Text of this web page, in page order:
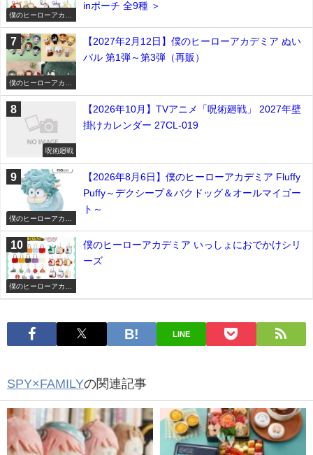
僕のヒーローアカデ
ミア
inポーチ 全9種 ＞
僕のヒーローアカデ
ミア
【2027年2月12日】僕のヒーローアカデミア ぬい
パル 第1弾～第3弾（再販）
呪術廻戦
【2026年10月】TVアニメ「呪術廻戦」 2027年壁
掛けカレンダー 27CL-019
僕のヒーローアカデ
ミア
【2026年8月6日】僕のヒーローアカデミア Fluffy
Puffy～デクシープ＆バクドッグ＆オールマイゴー
ト～
僕のヒーローアカデ
ミア
僕のヒーローアカデミア いっしょにおでかけシリ
ーズ
LINE
SPY×FAMILYの関連記事